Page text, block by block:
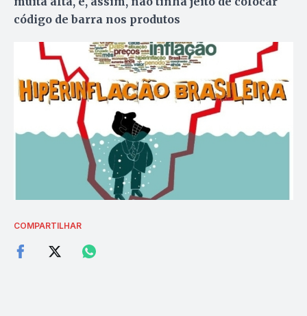
código de barra nos produtos
COMPARTILHAR